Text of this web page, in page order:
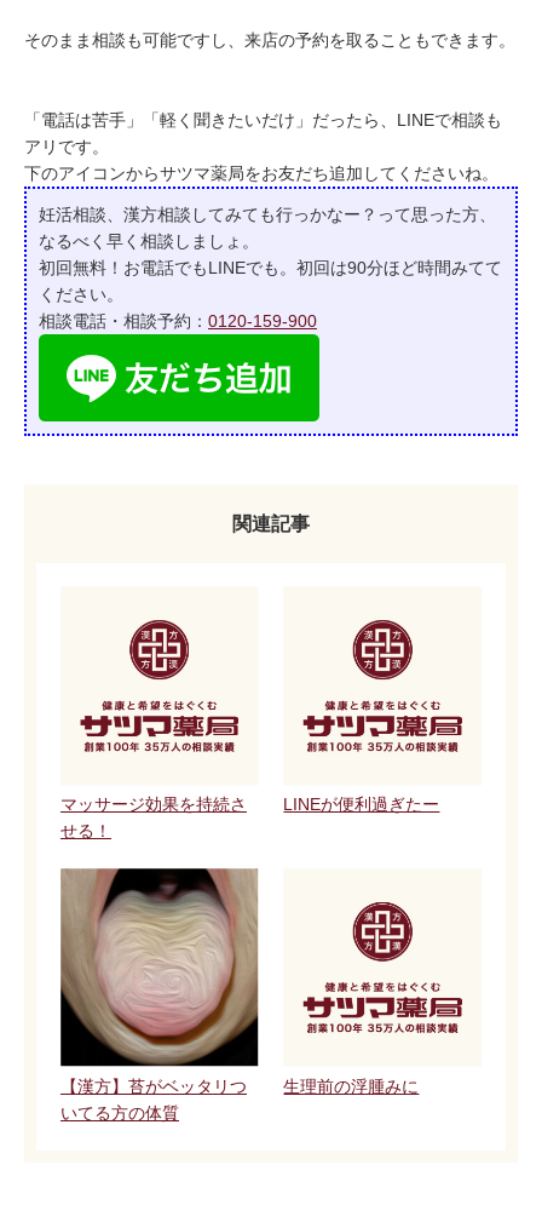
そのまま相談も可能ですし、来店の予約を取ることもできます。
「電話は苦手」「軽く聞きたいだけ」だったら、LINEで相談も
アリです。
下のアイコンからサツマ薬局をお友だち追加してくださいね。
妊活相談、漢方相談してみても行っかなー？って思った方、
なるべく早く相談しましょ。
初回無料！お電話でもLINEでも。初回は90分ほど時間みてて
ください。
相談電話・相談予約： 0120-159-900
関連記事
マッサージ効果を持続さ
せる！
LINEが便利過ぎたー
【漢方】苔がベッタリつ
いてる方の体質
生理前の浮腫みに